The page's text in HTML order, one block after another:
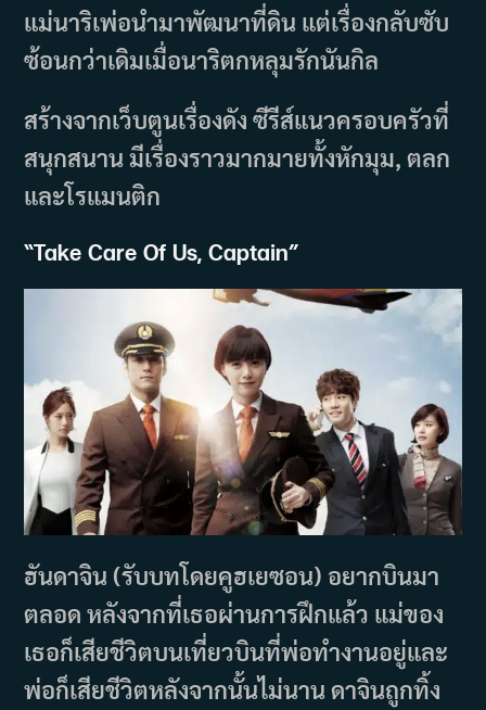
แม่นาริเพ่อนำมาพัฒนาที่ดิน แต่เรื่องกลับซับ
ซ้อนกว่าเดิมเมื่อนาริตกหลุมรักนันกิล
สร้างจากเว็บตูนเรื่องดัง ซีรีส์แนวครอบครัวที่
สนุกสนาน มีเรื่องราวมากมายทั้งหักมุม, ตลก
และโรแมนติก
“Take Care Of Us, Captain”
ฮันดาจิน (รับบทโดยคูฮเยซอน) อยากบินมา
ตลอด หลังจากที่เธอผ่านการฝึกแล้ว แม่ของ
เธอก็เสียชีวิตบนเที่ยวบินที่พ่อทำงานอยู่และ
พ่อก็เสียชีวิตหลังจากนั้นไม่นาน ดาจินถูกทิ้ง